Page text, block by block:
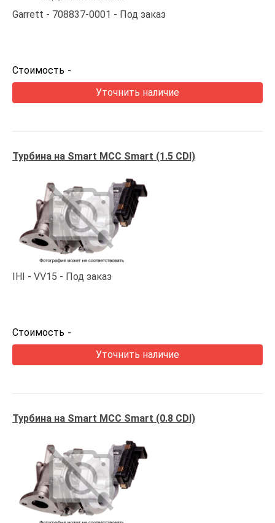
Garrett 708837-0001 Под заказ
Стоимость -
Уточнить наличие
Турбина на Smart MCC Smart (1.5 CDI)
IHI VV15 Под заказ
Стоимость -
Уточнить наличие
Турбина на Smart MCC Smart (0.8 CDI)